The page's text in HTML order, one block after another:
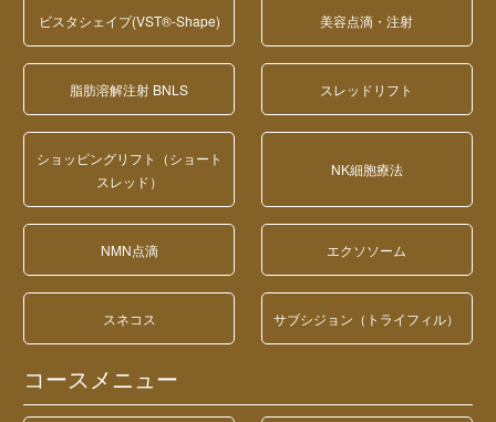
ビスタシェイプ(VST®-Shape) 美容点滴・注射
脂肪溶解注射 BNLS スレッドリフト
ショッピングリフト（ショート
スレッド）
NK細胞療法
NMN点滴 エクソソーム
スネコス サブシジョン（トライフィル）
コースメニュー